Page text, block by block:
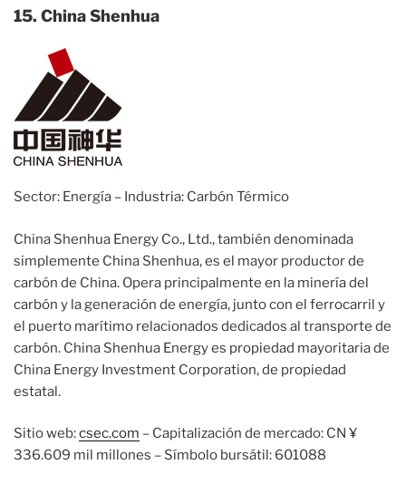
15. China Shenhua
Sector: Energía – Industria: Carbón Térmico
China Shenhua Energy Co., Ltd., también denominada
simplemente China Shenhua, es el mayor productor de
carbón de China. Opera principalmente en la minería del
carbón y la generación de energía, junto con el ferrocarril y
el puerto marítimo relacionados dedicados al transporte de
carbón. China Shenhua Energy es propiedad mayoritaria de
China Energy Investment Corporation, de propiedad
estatal.
Sitio web:csec.com – Capitalización de mercado: CN ¥
336.609 mil millones – Símbolo bursátil: 601088